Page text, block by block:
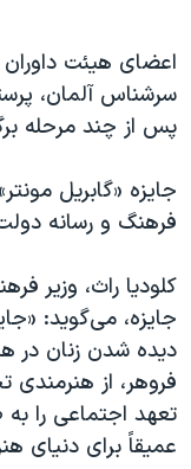
اعضای هیئت
پس از چند مرحله
فرهنگ و رسانه
کلودیا راث، وزیر
جایزه، می‌گوید:
دیده شدن زنان در
فروهر، از
تعهد اجتماعی را
عمیقاً برای دنیای